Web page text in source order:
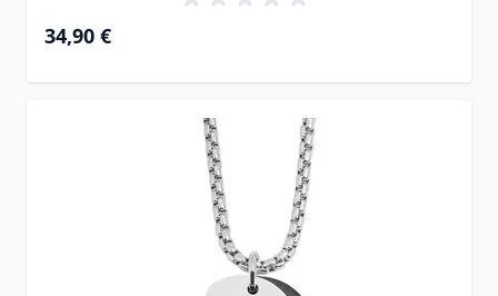
34,90 €